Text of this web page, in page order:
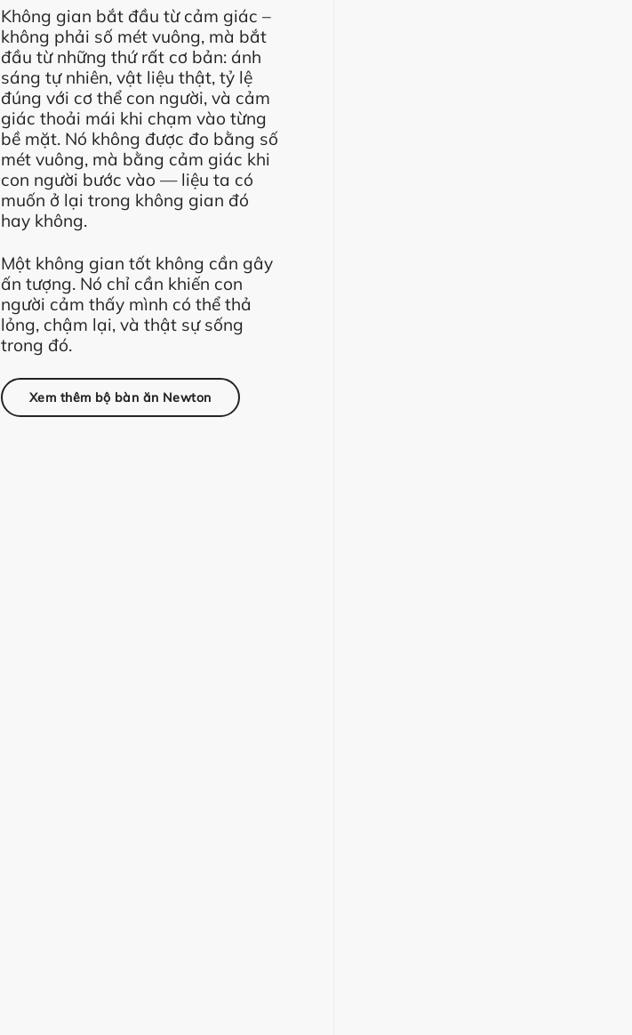
Không gian bắt đầu từ cảm giác –
không phải số mét vuông, mà bắt
đầu từ những thứ rất cơ bản: ánh
sáng tự nhiên, vật liệu thật, tỷ lệ
đúng với cơ thể con người, và cảm
giác thoải mái khi chạm vào từng
bề mặt. Nó không được đo bằng số
mét vuông, mà bằng cảm giác khi
con người bước vào — liệu ta có
muốn ở lại trong không gian đó
hay không.
Một không gian tốt không cần gây
ấn tượng. Nó chỉ cần khiến con
người cảm thấy mình có thể thả
lỏng, chậm lại, và thật sự sống
trong đó.
Xem thêm bộ bàn ăn Newton